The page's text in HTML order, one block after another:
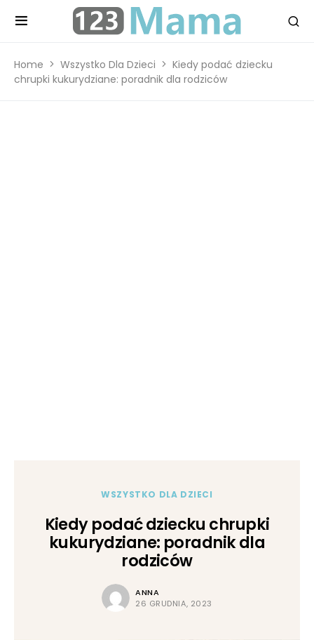
Home Wszystko Dla Dzieci
Kiedy podać dziecku
chrupki kukurydziane: poradnik dla rodziców
WSZYSTKO DLA DZIECI
Kiedy podać dziecku chrupki
kukurydziane: poradnik dla
rodziców
ANNA
26 GRUDNIA, 2023